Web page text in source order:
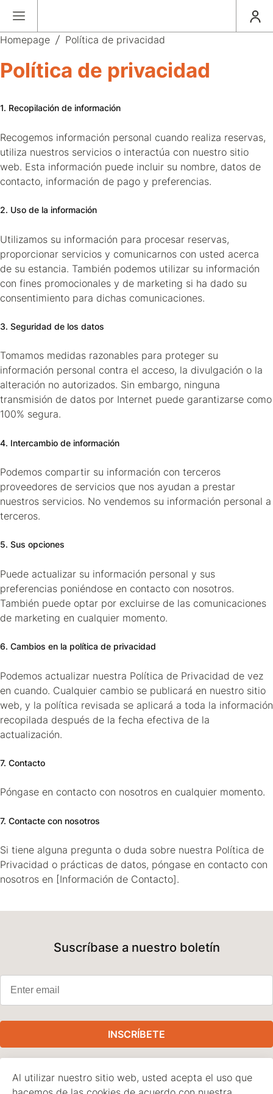
Al utilizar nuestro sitio web, usted acepta el uso que
Homepage Política de privacidad
Política de privacidad
1. Recopilación de información
Recogemos información personal cuando realiza reservas,
utiliza nuestros servicios o interactúa con nuestro sitio
web. Esta información puede incluir su nombre, datos de
contacto, información de pago y preferencias.
2. Uso de la información
Utilizamos su información para procesar reservas,
proporcionar servicios y comunicarnos con usted acerca
de su estancia. También podemos utilizar su información
con fines promocionales y de marketing si ha dado su
consentimiento para dichas comunicaciones.
3. Seguridad de los datos
Tomamos medidas razonables para proteger su
información personal contra el acceso, la divulgación o la
alteración no autorizados. Sin embargo, ninguna
transmisión de datos por Internet puede garantizarse como
100% segura.
4. Intercambio de información
Podemos compartir su información con terceros
proveedores de servicios que nos ayudan a prestar
nuestros servicios. No vendemos su información personal a
terceros.
5. Sus opciones
Puede actualizar su información personal y sus
preferencias poniéndose en contacto con nosotros.
También puede optar por excluirse de las comunicaciones
de marketing en cualquier momento.
6. Cambios en la política de privacidad
Podemos actualizar nuestra Política de Privacidad de vez
en cuando. Cualquier cambio se publicará en nuestro sitio
web, y la política revisada se aplicará a toda la información
recopilada después de la fecha efectiva de la
actualización.
7. Contacto
Póngase en contacto con nosotros en cualquier momento.
7. Contacte con nosotros
Si tiene alguna pregunta o duda sobre nuestra Política de
Privacidad o prácticas de datos, póngase en contacto con
nosotros en [Información de Contacto].
Suscríbase a nuestro boletín
INSCRÍBETE